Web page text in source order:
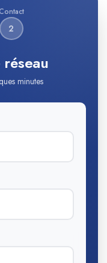
2
minutes